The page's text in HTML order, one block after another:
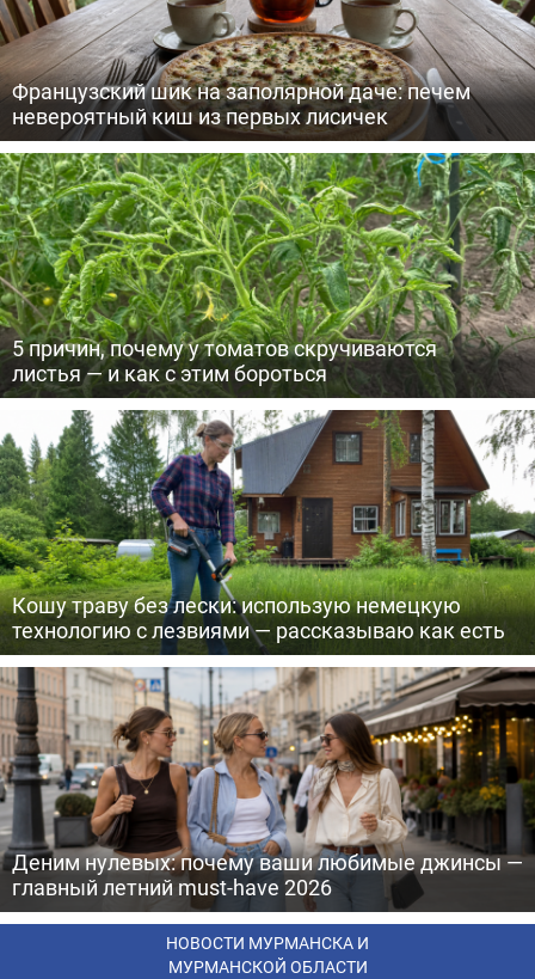
Французский шик на заполярной даче: печем
невероятный киш из первых лисичек
5 причин, почему у томатов скручиваются
листья — и как с этим бороться
Кошу траву без лески: использую немецкую
технологию с лезвиями — рассказываю как есть
Деним нулевых: почему ваши любимые джинсы —
главный летний must-have 2026
НОВОСТИ МУРМАНСКА И
МУРМАНСКОЙ ОБЛАСТИ